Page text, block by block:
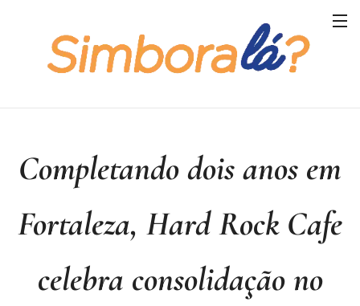
Completando dois anos em
Fortaleza, Hard Rock Cafe
celebra consolidação no